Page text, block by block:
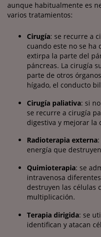
aunque habitualmente es
varios tratamientos:
Cirugía: se recurre a
cuando este no se ha
extirpa la parte del
páncreas. La cirugía
parte de otros
hígado, el conducto
Cirugía paliativa: si
se recurre a cirugía
digestiva y mejorar la
Radioterapia externa
energía que
Quimioterapia: se
intravenosa
destruyen las células
multiplicación.
Terapia dirigida: se
identifican y atacan